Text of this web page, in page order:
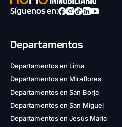
Síguenos en:
Departamentos
Departamentos en Lima
Departamentos en Miraflores
Departamentos en San Borja
Departamentos en San Miguel
Departamentos en Jesús María